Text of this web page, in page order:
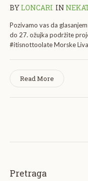
BY LONCARI IN
Pozivamo vas da
do 27. ožujka podržite
#itisnottoolate Morske
Read More
Pretraga